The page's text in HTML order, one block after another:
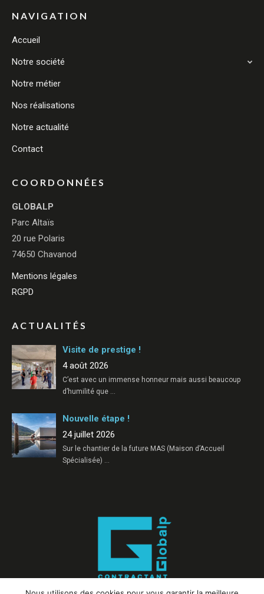
NAVIGATION
Accueil
Notre société
Notre métier
Nos réalisations
Notre actualité
Contact
COORDONNÉES
GLOBALP
Parc Altaïs
20 rue Polaris
74650 Chavanod
Mentions légales
RGPD
ACTUALITÉS
Visite de prestige !
4 août 2026
C’est avec un immense honneur mais aussi beaucoup
d’humilité que …
Nouvelle étape !
24 juillet 2026
Sur le chantier de la future MAS (Maison d’Accueil
Spécialisée)